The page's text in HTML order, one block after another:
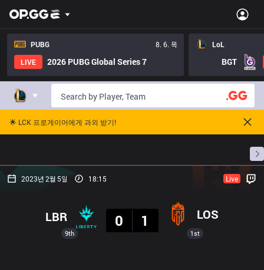
PUBG
8. 6. 목
LIVE
2026 PUBG Global Series 7
LoL
BGT
🌟 LCK 프로게이머에게 과외 받기!
프로빌
2023년 2월 5일 18:15 Live
9th
LBR
0
1 LOS
1st